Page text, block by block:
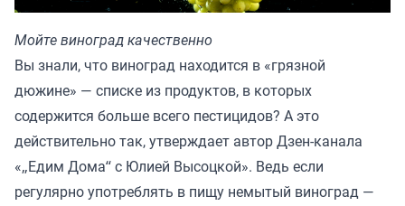
Мойте виноград качественно
Вы знали, что виноград находится в «грязной
дюжине» — списке из продуктов, в которых
содержится больше всего пестицидов? А это
действительно так, утверждает автор Дзен-канала
«„Едим Дома“ с Юлией Высоцкой». Ведь если
регулярно употреблять в пищу немытый виноград —